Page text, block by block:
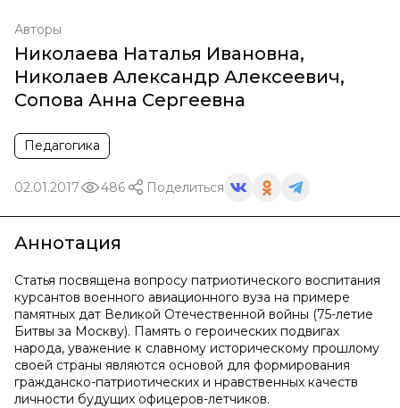
Авторы
Николаева Наталья Ивановна,
Николаев Александр Алексеевич,
Сопова Анна Сергеевна
Педагогика
02.01.2017 486 Поделиться
Аннотация
Статья посвящена вопросу патриотического воспитания
курсантов военного авиационного вуза на примере
памятных дат Великой Отечественной войны (75-летие
Битвы за Москву). Память о героических подвигах
народа, уважение к славному историческому прошлому
своей страны являются основой для формирования
гражданско-патриотических и нравственных качеств
личности будущих офицеров-летчиков.